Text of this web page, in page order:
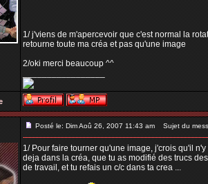
1/ j'viens de m'apercevoir que c'est normal la
retourne toute ma créa et pas qu'une image
2/oki merci beaucoup ^^
_________________
Posté le: Dim Aoû 26, 2007 11:43 am Sujet du
1/ Pour faire tourner qu'une image, j'crois qu'il
deja dans la créa, que tu as modifié des trucs
de travail, et tu refais un c/c dans ta crea ...